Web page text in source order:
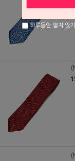
하루동안 열지 않기